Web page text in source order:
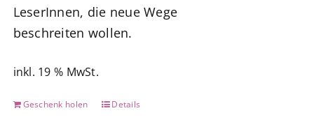
LeserInnen, die neue Wege
beschreiten wollen.
inkl. 19 % MwSt.
Geschenk holen Details